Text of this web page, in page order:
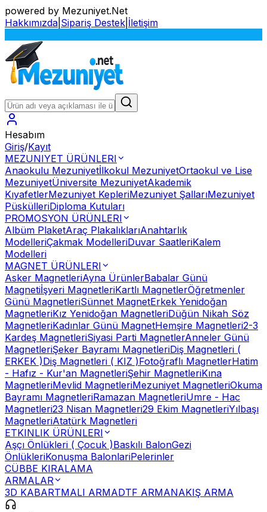
powered by Mezuniyet.Net
Hakkımızda Sipariş Destek İletişim
Hesabım
Giriş/Kayıt
MEZUNIYET ÜRÜNLERI
Anaokulu Mezuniyetİlkokul MezuniyetOrtaokul ve Lise
MezuniyetÜniversite MezuniyetAkademik
KıyafetlerMezuniyet KepleriMezuniyet ŞallarıMezuniyet
PüskülleriDiploma Kutuları
PROMOSYON ÜRÜNLERI
Albüm PlaketAraç PlakalıklarıAnahtarlık
ModelleriÇakmak ModelleriDuvar SaatleriKalem
Modelleri
MAGNET ÜRÜNLERI
Asker MagnetleriAyna ÜrünlerBabalar Günü
Magnetiİşyeri MagnetleriKartlı MagnetlerÖğretmenler
Günü MagnetleriSünnet MagnetErkek Yenidoğan
MagnetleriKız Yenidoğan MagnetleriDüğün Nikah Söz
MagnetleriKadınlar Günü MagnetHemşire Magnetleri2-3
Kardeş MagnetleriSiyasi Parti MagnetlerAnneler Günü
MagnetleriŞeker Bayramı MagnetleriDiş Magnetleri (
ERKEK )Diş Magnetleri ( KIZ )Fotoğraflı MagnetlerHatim
- Hafız - Kur'an MagnetleriŞehir MagnetleriKına
MagnetleriMevlid MagnetleriMezuniyet MagnetleriOkuma
Bayramı MagnetleriRamazan MagnetleriUmre - Hac
Magnetleri23 Nisan Magnetleri29 Ekim MagnetleriYılbaşı
MagnetleriAtatürk Magnetleri
ETKINLIK ÜRÜNLERI
Aşçı Önlükleri ( Çocuk )Baskılı BalonGezi
ÖnlükleriKonuşma BalonlariPelerinler
CÜBBE KIRALAMA
ARMALAR
3D KABARTMALI ARMADTF ARMANAKIŞ ARMA